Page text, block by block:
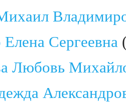
Сергеевна
Любовь